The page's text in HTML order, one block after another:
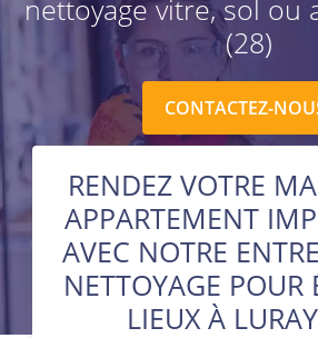
nettoyage vitre, sol ou
(28)
CONTACTEZ-
RENDEZ VOTRE
APPARTEMENT
AVEC NOTRE
NETTOYAGE POUR
LIEUX À